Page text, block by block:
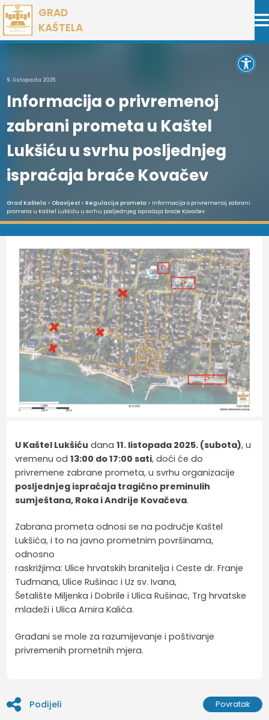
Preskoči
na
sadržaj
GRAD
KAŠTELA
9. listopada 2025.
Informacija o privremenoj
zabrani prometa u Kaštel
Lukšiću u svrhu posljednjeg
ispraćaja braće Kovačev
Grad Kaštela > Obavijest> Regulacija prometa > Informacija o privremenoj zabrani
prometa u Kaštel Lukšiću u svrhu posljednjeg ispraćaja braće Kovačev
U Kaštel Lukšiću dana11. listopada 2025. (subota), u
vremenu od13:00 do 17:00 sati, doći će do
privremene zabrane prometa, u svrhu organizacije
posljednjeg ispraćaja tragično preminulih
sumještana, Roka i Andrije Kovačeva.
Zabrana prometa odnosi se na područje Kaštel
Lukšića, i to na javno prometnim površinama,
odnosno
raskrižjima: Ulice hrvatskih branitelja i Ceste dr. Franje
Tuđmana, Ulice Rušinac i Uz sv. Ivana,
Šetalište Miljenka i Dobrile i Ulica Rušinac, Trg hrvatske
mladeži i Ulica Arnira Kalića.
Građani se mole za razumijevanje i poštivanje
privremenih prometnih mjera.
Podijeli Povratak